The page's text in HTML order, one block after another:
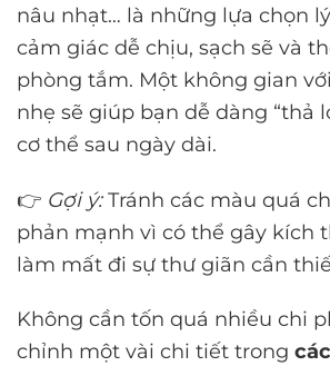
nâu nhạt… là những lựa chọn
cảm giác dễ chịu, sạch sẽ và
phòng tắm. Một không gian
nhẹ sẽ giúp bạn dễ dàng “thả
cơ thể sau ngày dài.
👉 Gợi ý:Tránh các màu quá
phản mạnh vì có thể gây kích
làm mất đi sự thư giãn cần
Không cần tốn quá nhiều chi
chỉnh một vài chi tiết trong